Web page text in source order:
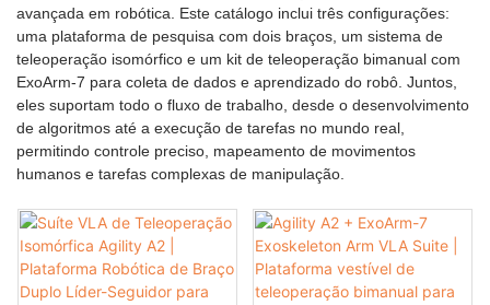
avançada em robótica. Este catálogo inclui três configurações:
uma plataforma de pesquisa com dois braços, um sistema de
teleoperação isomórfico e um kit de teleoperação bimanual com
ExoArm-7 para coleta de dados e aprendizado do robô. Juntos,
eles suportam todo o fluxo de trabalho, desde o desenvolvimento
de algoritmos até a execução de tarefas no mundo real,
permitindo controle preciso, mapeamento de movimentos
humanos e tarefas complexas de manipulação.